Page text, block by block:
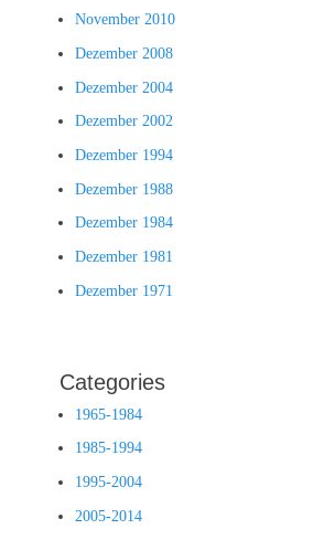
November 2010
Dezember 2008
Dezember 2004
Dezember 2002
Dezember 1994
Dezember 1988
Dezember 1984
Dezember 1981
Dezember 1971
Categories
1965-1984
1985-1994
1995-2004
2005-2014